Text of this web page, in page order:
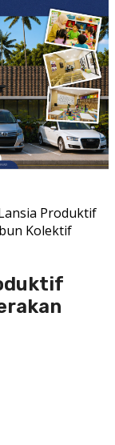
Produktif
Kolektif